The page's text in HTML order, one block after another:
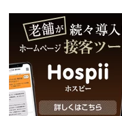
ー
シ
ョ
ン